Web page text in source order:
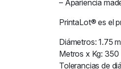
– Apariencia
PrintaLot® es el
Diámetros: 1.75
Metros x Kg: 350
Tolerancias de